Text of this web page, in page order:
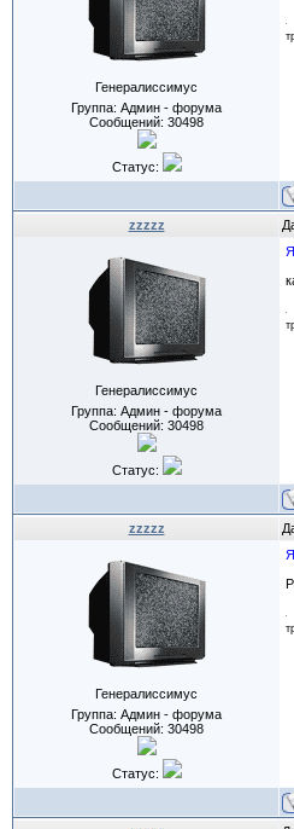
Генералиссимус
Группа: Админ - форума
Сообщений: 30498
Статус:
zzzzz
Генералиссимус
Группа: Админ - форума
Сообщений: 30498
Статус:
zzzzz
Генералиссимус
Группа: Админ - форума
Сообщений: 30498
Статус: